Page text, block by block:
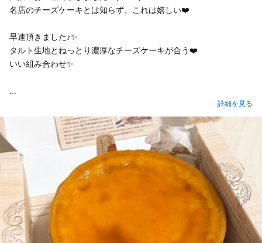
名店のチーズケーキとは知らず、これは嬉しい❤️
早速頂きました♪✨
タルト生地とねっとり濃厚なチーズケーキが合う❤️
いい組み合わせ✨
詳細を見る